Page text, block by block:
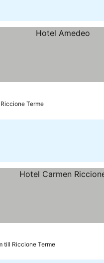
Terme
till Riccione Terme